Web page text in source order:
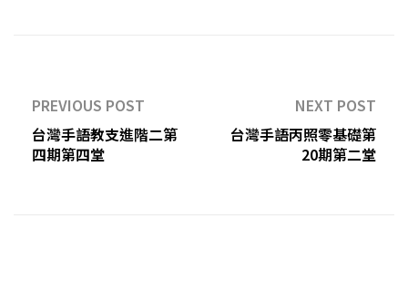
PREVIOUS POST
台灣手語教支進階二第
四期第四堂
NEXT POST
台灣手語丙照零基礎第
20期第二堂